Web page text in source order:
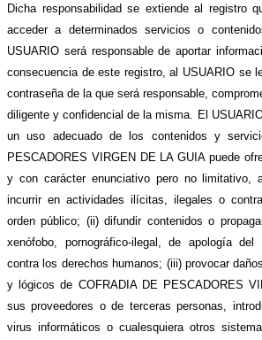
Dicha responsabilidad se extiende al registro
acceder a determinados servicios o
USUARIO será responsable de aportar
consecuencia de este registro, al USUARIO se
contraseña de la que será responsable,
diligente y confidencial de la misma. El
un uso adecuado de los contenidos y
PESCADORES VIRGEN DE LA GUIA puede
y con carácter enunciativo pero no limitativo,
incurrir en actividades ilícitas, ilegales o
orden público; (ii) difundir contenidos o
xenófobo, pornográfico-ilegal, de apología
contra los derechos humanos; (iii) provocar
y lógicos de COFRADIA DE PESCADORES
sus proveedores o de terceras personas,
virus informáticos o cualesquiera otros